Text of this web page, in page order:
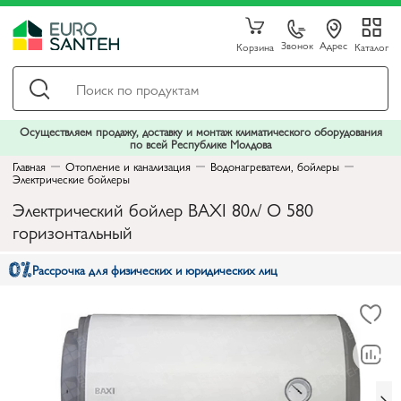
Корзина Звонок Адрес Каталог
Осуществляем продажу, доставку и монтаж климатического оборудования
по всей Республике Молдова
Главная
Отопление и канализация Водонагреватели, бойлеры
Электрические бойлеры
Электрический бойлер BAXI 80л/ O 580
горизонтальный
Рассрочка для физических и юридических лиц